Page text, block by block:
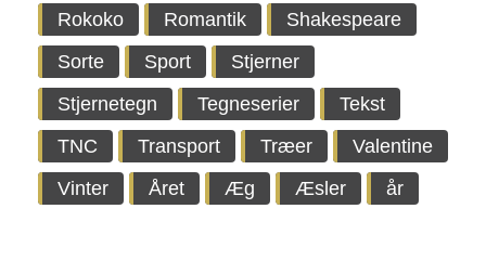
Rokoko
Romantik
Shakespeare
Sorte
Sport
Stjerner
Stjernetegn
Tegneserier
Tekst
TNC
Transport Træer
Valentine
Vinter
Året Æg Æsler år